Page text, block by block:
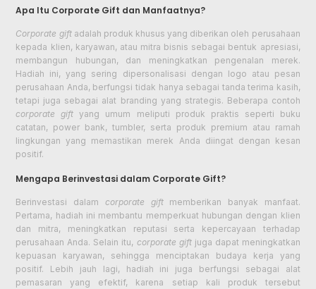
Apa Itu Corporate Gift dan Manfaatnya?
Corporate giftadalah produk khusus yang diberikan oleh perusahaan
kepada klien, karyawan, atau mitra bisnis sebagai bentuk apresiasi,
membangun hubungan, dan meningkatkan pengenalan merek.
Hadiah ini, yang sering dipersonalisasi dengan logo atau pesan
perusahaan Anda, berfungsi tidak hanya sebagai tanda terima kasih,
tetapi juga sebagai alat branding yang strategis. Beberapa contoh
corporate gift yang umum meliputi produk praktis seperti buku
catatan, power bank, tumbler, serta produk premium atau ramah
lingkungan yang memastikan merek Anda diingat dengan kesan
positif.
Mengapa Berinvestasi dalam Corporate Gift?
Berinvestasi dalam corporate giftmemberikan banyak manfaat.
Pertama, hadiah ini membantu memperkuat hubungan dengan klien
dan mitra, meningkatkan reputasi serta kepercayaan terhadap
perusahaan Anda. Selain itu, corporate giftjuga dapat meningkatkan
kepuasan karyawan, sehingga menciptakan budaya kerja yang
positif. Lebih jauh lagi, hadiah ini juga berfungsi sebagai alat
pemasaran yang efektif, karena setiap kali produk tersebut